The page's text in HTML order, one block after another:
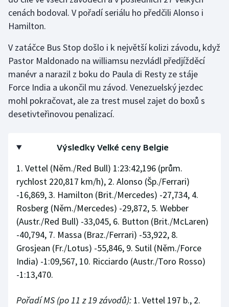
Stolní tenis
Triatlon
Veslování
Volejbal
cenách bodoval. V pořadí seriálu ho předčili Alonso i
Hamilton.
V zatáčce Bus Stop došlo i k největší kolizi závodu, když
Pastor Maldonado na williamsu nezvládl předjížděcí
manévr a narazil z boku do Paula di Resty ze stáje
Force India a ukončil mu závod. Venezuelský jezdec
mohl pokračovat, ale za trest musel zajet do boxů s
desetivteřinovou penalizací.
Výsledky Velké ceny Belgie
1. Vettel (Něm./Red Bull) 1:23:42,196 (prům.
rychlost 220,817 km/h), 2. Alonso (Šp./Ferrari)
-16,869, 3. Hamilton (Brit./Mercedes) -27,734, 4.
Rosberg (Něm./Mercedes) -29,872, 5. Webber
(Austr./Red Bull) -33,045, 6. Button (Brit./McLaren)
-40,794, 7. Massa (Braz./Ferrari) -53,922, 8.
Grosjean (Fr./Lotus) -55,846, 9. Sutil (Něm./Force
India) -1:09,567, 10. Ricciardo (Austr./Toro Rosso)
-1:13,470.
Pořadí MS (po 11 z 19 závodů): 1. Vettel 197 b., 2.